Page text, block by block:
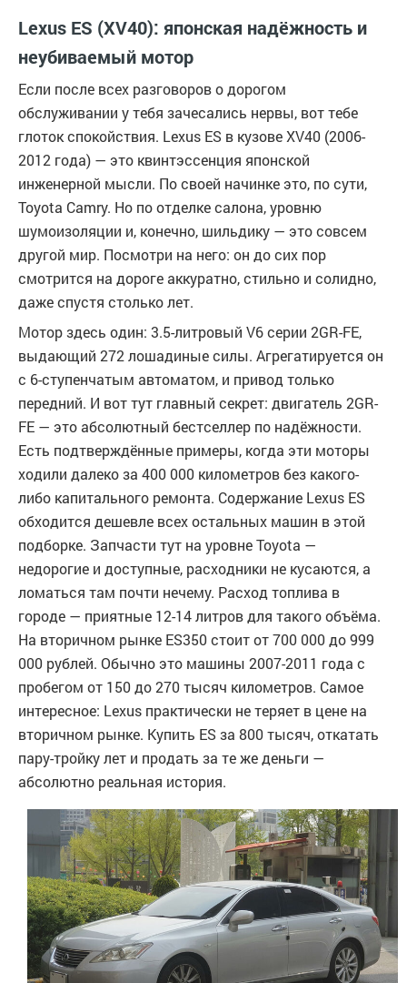
Lexus ES (XV40): японская надёжность и
неубиваемый мотор
Если после всех разговоров о дорогом
обслуживании у тебя зачесались нервы, вот тебе
глоток спокойствия. Lexus ES в кузове XV40 (2006-
2012 года) — это квинтэссенция японской
инженерной мысли. По своей начинке это, по сути,
Toyota Camry. Но по отделке салона, уровню
шумоизоляции и, конечно, шильдику — это совсем
другой мир. Посмотри на него: он до сих пор
смотрится на дороге аккуратно, стильно и солидно,
даже спустя столько лет.
Мотор здесь один: 3.5-литровый V6 серии 2GR-FE,
выдающий 272 лошадиные силы. Агрегатируется он
с 6-ступенчатым автоматом, и привод только
передний. И вот тут главный секрет: двигатель 2GR-
FE — это абсолютный бестселлер по надёжности.
Есть подтверждённые примеры, когда эти моторы
ходили далеко за 400 000 километров без какого-
либо капитального ремонта. Содержание Lexus ES
обходится дешевле всех остальных машин в этой
подборке. Запчасти тут на уровне Toyota —
недорогие и доступные, расходники не кусаются, а
ломаться там почти нечему. Расход топлива в
городе — приятные 12-14 литров для такого объёма.
На вторичном рынке ES350 стоит от 700 000 до 999
000 рублей. Обычно это машины 2007-2011 года с
пробегом от 150 до 270 тысяч километров. Самое
интересное: Lexus практически не теряет в цене на
вторичном рынке. Купить ES за 800 тысяч, откатать
пару-тройку лет и продать за те же деньги —
абсолютно реальная история.